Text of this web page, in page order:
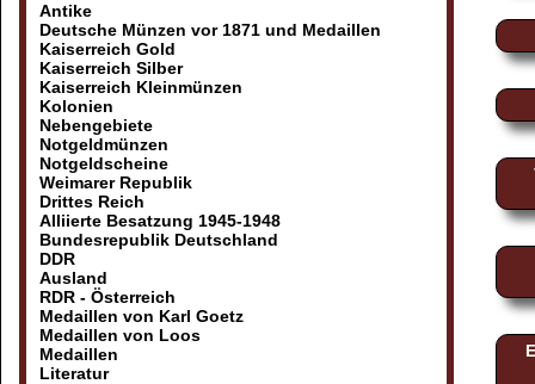
Antike
Deutsche Münzen vor 1871 und Medaillen
Kaiserreich Gold
Kaiserreich Silber
Kaiserreich Kleinmünzen
Kolonien
Nebengebiete
Notgeldmünzen
Notgeldscheine
Weimarer Republik
Drittes Reich
Alliierte Besatzung 1945-1948
Bundesrepublik Deutschland
DDR
Ausland
RDR - Österreich
Medaillen von Karl Goetz
Medaillen von Loos
Medaillen
Literatur